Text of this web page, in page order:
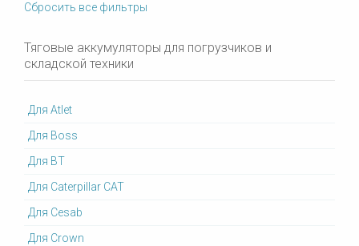
Сбросить все фильтры
Тяговые аккумуляторы для погрузчиков и
складской техники
Для Atlet
Для Boss
Для BT
Для Caterpillar CAT
Для Cesab
Для Crown